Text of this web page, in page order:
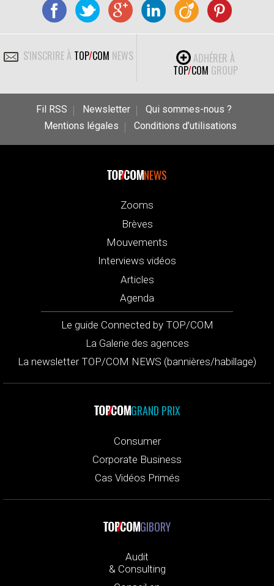
S'INSCRIRE À TOP/COM NEWS
ADHÉRER À
TOP/COM GROUP
Fil RSS Newsletter
Qui sommes-nous ?
Mentions légales
Conditions d’utilisations
NEWS
Zooms
Brèves
Mouvements
Interviews vidéos
Articles
Agenda
Le guide Connected by TOP/COM
La Galerie des agences
La newsletter TOP/COM NEWS (bannières/habillage)
GRAND PRIX
Consumer
Corporate Business
Cas Vidéos Primés
GIBORY
Audit
& Consulting